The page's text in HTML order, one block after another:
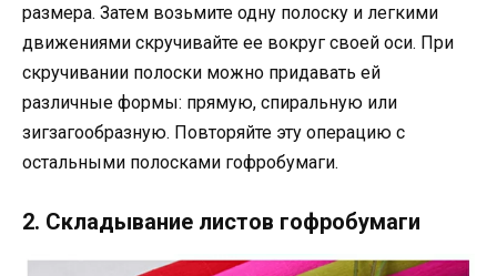
размера. Затем возьмите одну полоску и легкими
движениями скручивайте ее вокруг своей оси. При
скручивании полоски можно придавать ей
различные формы: прямую, спиральную или
зигзагообразную. Повторяйте эту операцию с
остальными полосками гофробумаги.
2. Складывание листов гофробумаги